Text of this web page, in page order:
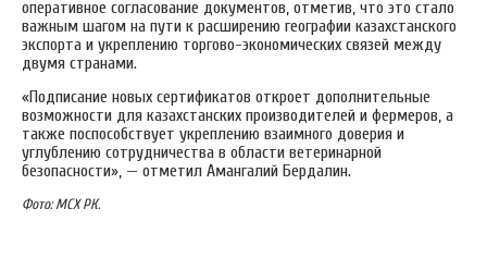
оперативное согласование документов, отметив, что это стало
важным шагом на пути к расширению географии казахстанского
экспорта и укреплению торгово-экономических связей между
двумя странами.
«Подписание новых сертификатов откроет дополнительные
возможности для казахстанских производителей и фермеров, а
также поспособствует укреплению взаимного доверия и
углублению сотрудничества в области ветеринарной
безопасности», — отметил Амангалий Бердалин.
Фото: МСХ РК.